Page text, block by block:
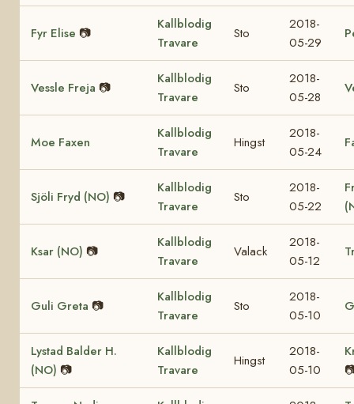
Fyr Elise 📷
Kallblodig
Travare
Sto
2018-
05-29
Vessle Freja 📷
Kallblodig
Travare
Sto
2018-
05-28
Moe Faxen
Kallblodig
Travare
Hingst
2018-
05-24
Sjöli Fryd (NO) 📷
Kallblodig
Travare
Sto
2018-
05-22
Ksar (NO) 📷
Kallblodig
Travare
Valack
2018-
05-12
Guli Greta 📷
Kallblodig
Travare
Sto
2018-
05-10
Lystad Balder H.
(NO) 📷
Kallblodig
Travare
Hingst
2018-
05-10